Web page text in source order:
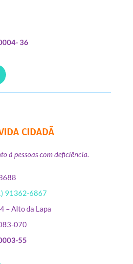
36
CIDADÃ
à pessoas com deficiência.
91362-6867
– Alto da Lapa
070
55